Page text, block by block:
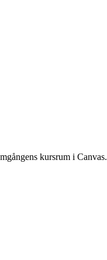
kursrum i Canvas.